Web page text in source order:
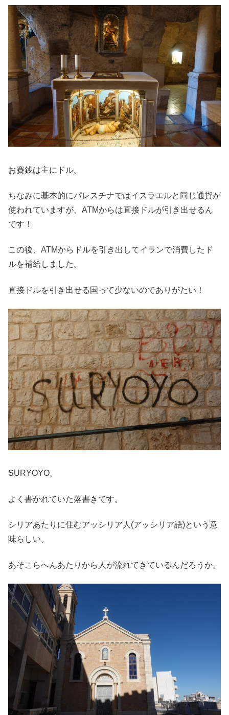
お賽銭は主にドル。
ちなみに基本的にパレスチナではイスラエルと同じ通貨が
使われていますが、ATMからは直接ドルが引き出せるん
です！
この後、ATMからドルを引き出してイランで消費したド
ルを補給しました。
直接ドルを引き出せる国って少ないのでありがたい！
SURYOYO。
よく書かれていた落書きです。
シリアあたりに住むアッシリア人(アッシリア語)という意
味らしい。
あそこらへんあたりから人が流れてきているんだろうか。